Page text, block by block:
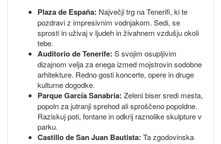
Plaza de España: Največji trg na Tenerifi, ki te
pozdravi z impresivnim vodnjakom. Sedi, se
sprosti in uživaj v ljudeh in živahnem vzdušju okoli
tebe.
Auditorio de Tenerife: S svojim osupljivim
dizajnom velja za enega izmed mojstrovin sodobne
arhitekture. Redno gosti koncerte, opere in druge
kulturne dogodke.
Parque García Sanabria: Zeleni biser sredi mesta,
popoln za jutranji sprehod ali sproščeno popoldne.
Raziskuj poti, fontane in odkrij raznolike skulpture v
parku.
Castillo de San Juan Bautista: Ta zgodovinska